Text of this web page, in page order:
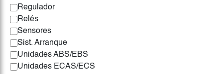
Regulador
Relés
Sensores
Sist. Arranque
Unidades ABS/EBS
Unidades ECAS/ECS